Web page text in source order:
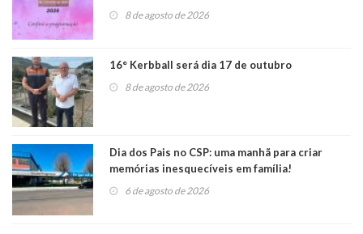
8 de agosto de 2026
16° Kerbball será dia 17 de outubro
8 de agosto de 2026
Dia dos Pais no CSP: uma manhã para criar
memórias inesquecíveis em família!
6 de agosto de 2026